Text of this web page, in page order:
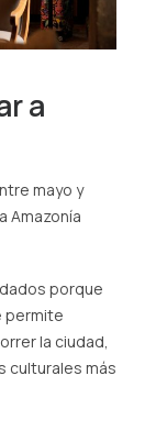
a
mayo y
Amazonía
porque
permite
la ciudad,
culturales más